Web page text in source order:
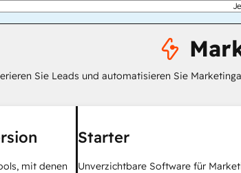
Sie Leads und automatisieren Sie
mit denen
Starter
Unverzichtbare Software für